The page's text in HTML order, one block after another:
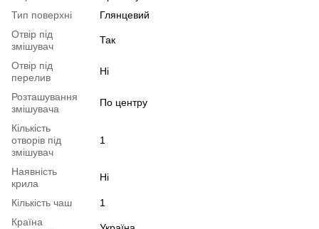
Тип поверхні
Глянцевий
Отвір під
змішувач
Так
Отвір під
перелив
Ні
Розташування
змішувача
По центру
Кількість
отворів під
змішувач
1
Наявність
крила
Ні
Кількість чаш
1
Країна